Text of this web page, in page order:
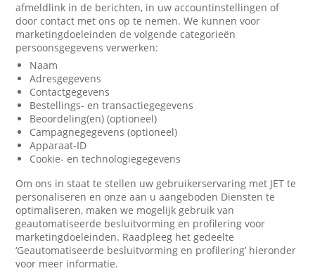
afmeldlink in de berichten, in uw accountinstellingen of
door contact met ons op te nemen. We kunnen voor
marketingdoeleinden de volgende categorieën
persoonsgegevens verwerken:
Naam
Adresgegevens
Contactgegevens
Bestellings- en transactiegegevens
Beoordeling(en) (optioneel)
Campagnegegevens (optioneel)
Apparaat-ID
Cookie- en technologiegegevens
Om ons in staat te stellen uw gebruikerservaring met JET te
personaliseren en onze aan u aangeboden Diensten te
optimaliseren, maken we mogelijk gebruik van
geautomatiseerde besluitvorming en profilering voor
marketingdoeleinden. Raadpleeg het gedeelte
‘Geautomatiseerde besluitvorming en profilering’ hieronder
voor meer informatie.